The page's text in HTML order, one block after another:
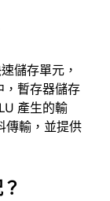
儲存單元，
，暫存器儲存
產生的輸
傳輸，並提供